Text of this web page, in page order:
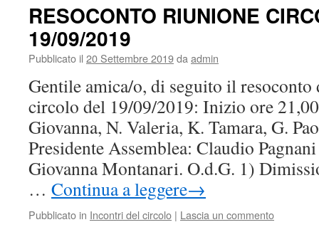
RESOCONTO RIUNIONE
19/09/2019
Pubblicato il 20 Settembre 2019da admin
Gentile amica/o, di seguito il
circolo del 19/09/2019: Inizio ore
Giovanna, N. Valeria, K. Tamara, G.
Presidente Assemblea: Claudio
Giovanna Montanari. O.d.G. 1)
… Continua a leggere→
Pubblicato in Incontri del circolo | Lascia un commento